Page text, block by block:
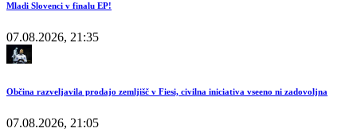
Mladi Slovenci v finalu EP!
07.08.2026, 21:35
Občina razveljavila prodajo zemljišč v Fiesi, civilna iniciativa vseeno ni zadovoljna
07.08.2026, 21:05